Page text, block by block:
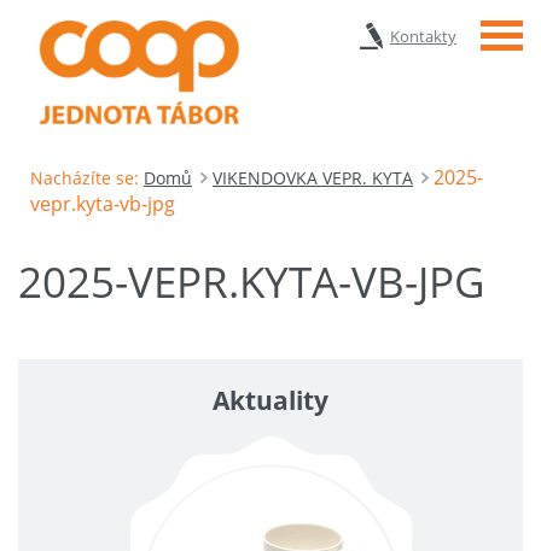
Kontakty Menu
Nacházíte se: Domů VIKENDOVKA VEPR. KYTA
2025-
vepr.kyta-vb-jpg
2025-VEPR.KYTA-VB-JPG
Aktuality